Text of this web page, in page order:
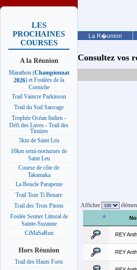
La R�union
LES
PROCHAINES
COURSES
A la Réunion
Marathon (Championnat
2026) et Foulées de la
Corniche
Trail Vaincre Parkinson
Trail du Sud Sauvage
Trophée Océan Indien -
Défi des Laves - Trail des
Timizes
5km de Saint Leu
10km semi-nocturnes de
Saint Leu
Course de côte de
Takamaka
La Boucle Parapente
Trail Tour Ti Benare
Trail des Trois Pitons
Foulée Sentier Littoral de
Sainte-Suzanne
CiMaSaRun
Hors Réunion
Trail des Hauts Forts
Consultez vos
Afficher
REY
REY